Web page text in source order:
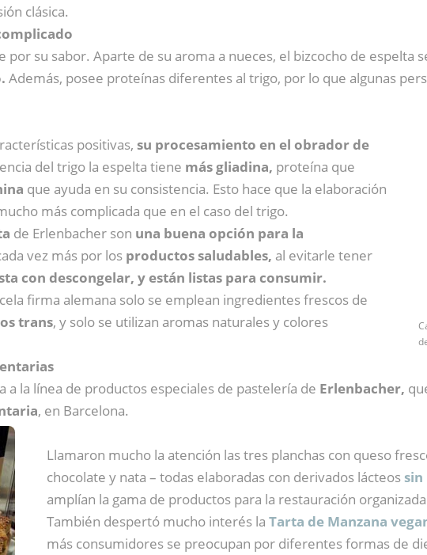
clásica.
por su sabor. Aparte de su aroma a nueces, el bizcocho de espelta
Además, posee proteínas diferentes al trigo, por lo que algunas
positivas, su procesamiento en el obrador de
del trigo la espelta tiene más gliadina, proteína que
que ayuda en su consistencia. Esto hace que la elaboración
más complicada que en el caso del trigo.
de Erlenbacher son una buena opción para la
vez más por los productos saludables, al evitarle tener
con descongelar, y están listas para consumir.
firma alemana solo se emplean ingredientes frescos de
trans, y solo se utilizan aromas naturales y colores
a la línea de productos especiales de pastelería de Erlenbacher,
, en Barcelona.
Llamaron mucho la atención las tres planchas con queso
chocolate y nata – todas elaboradas con derivados lácteos sin
amplían la gama de productos para la restauración
También despertó mucho interés la Tarta de Manzana
más consumidores se preocupan por diferentes formas de